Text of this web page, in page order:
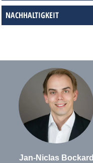
NACHHALTIGKEIT
Jan-Niclas Bockard